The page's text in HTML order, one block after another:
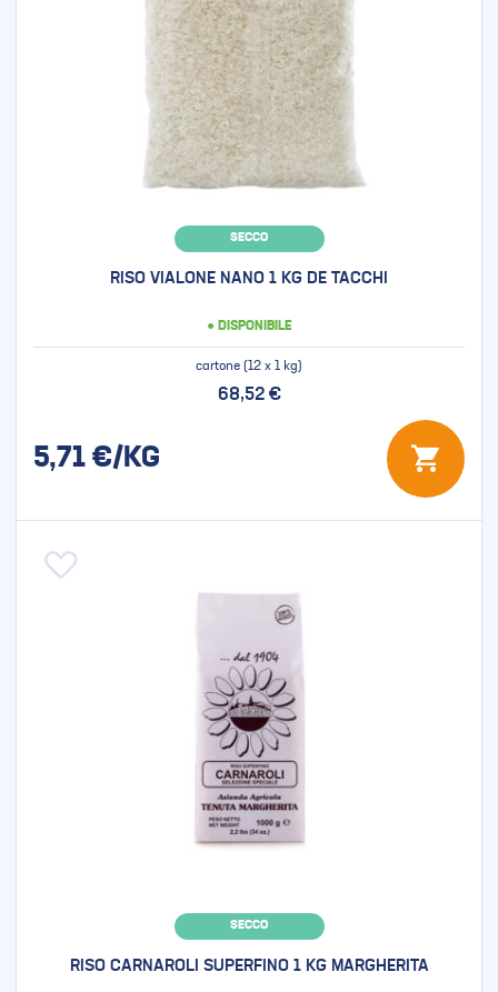
SECCO
RISO VIALONE NANO 1 KG DE TACCHI
● DISPONIBILE
cartone (12 x 1 kg)
68,52 €
5,71 €/KG
SECCO
RISO CARNAROLI SUPERFINO 1 KG MARGHERITA